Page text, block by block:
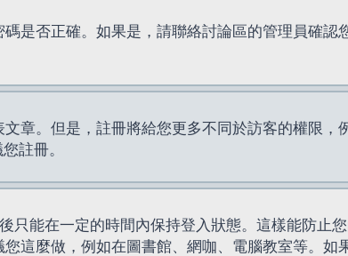
是否正確。如果是，請聯絡討論區的管理員確
章。但是，註冊將給您更多不同於訪客的權限，
註冊。
只能在一定的時間內保持登入狀態。這樣能防止
這麼做，例如在圖書館、網咖、電腦教室等。